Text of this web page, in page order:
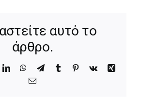
αυτό το
άρθρο.
LinkedInWhatsApp
TelegramTumblr Pinterest
Vk
Xing
Email